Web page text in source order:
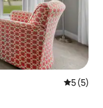
平均评分
5 (5)